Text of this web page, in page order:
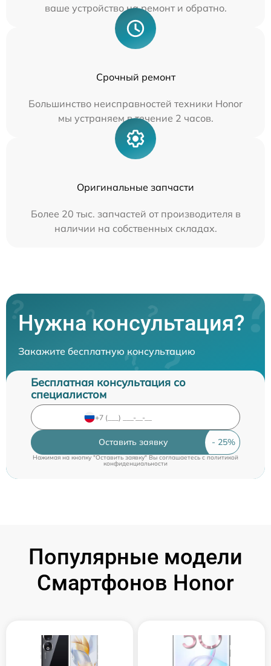
ваше устройство на ремонт и обратно.
Срочный ремонт
Большинство неисправностей техники Honor
мы устраняем в течение 2 часов.
Оригинальные запчасти
Более 20 тыс. запчастей от производителя в
наличии на собственных складах.
Нужна консультация?
Закажите бесплатную консультацию
Бесплатная консультация со
специалистом
Оставить заявку
Нажимая на кнопку "Оставить заявку" Вы соглашаетесь cполитикой
конфиденциальности
Популярные модели
Смартфонов Honor